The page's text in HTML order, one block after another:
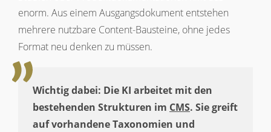
enorm. Aus einem Ausgangsdokument entstehen
mehrere nutzbare Content-Bausteine, ohne jedes
Format neu denken zu müssen.
Wichtig dabei: Die KI arbeitet mit den
bestehenden Strukturen im CMS. Sie greift
auf vorhandene Taxonomien und